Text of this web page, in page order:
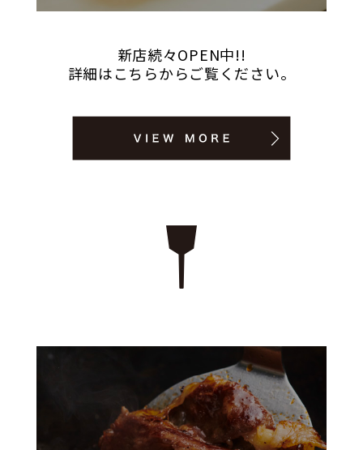
新店続々OPEN中!!
詳細はこちらからご覧ください。